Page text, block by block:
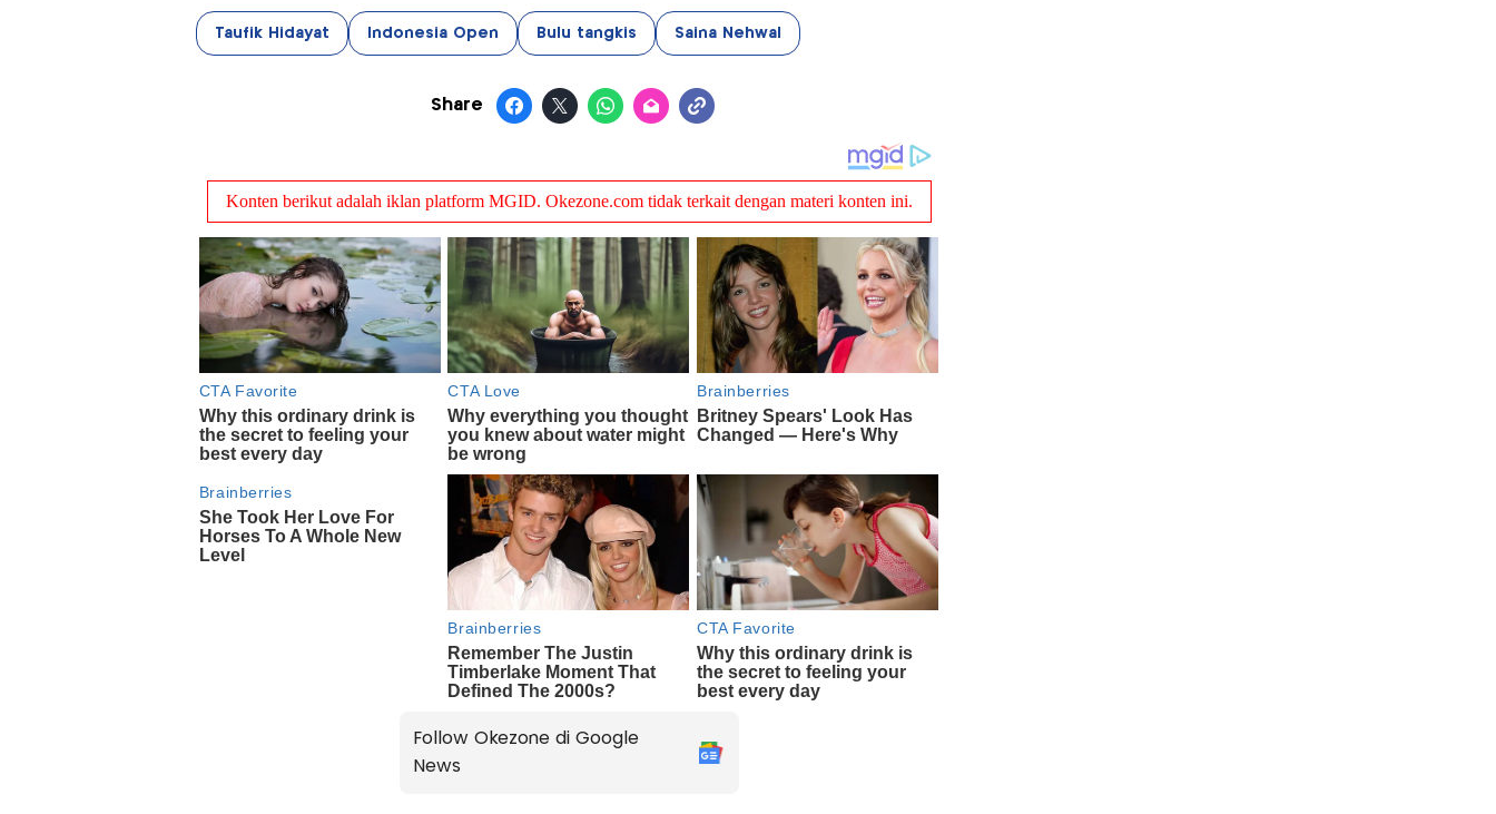
Taufik Hidayat Indonesia Open Bulu tangkis Saina Nehwal
Share
Follow Okezone di Google
News